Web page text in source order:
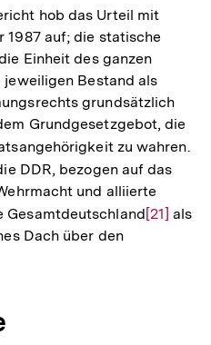
hob das Urteil mit
1987 auf; die statische
Einheit des ganzen
jeweiligen Bestand als
grundsätzlich
Grundgesetzgebot, die
zu wahren.
DDR, bezogen auf das
und alliierte
GesamtdeutschlandZur
[21] als
Dach über den